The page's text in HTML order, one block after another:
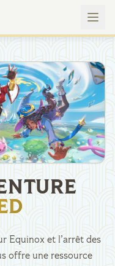
Equinox et l’arrêt des
offre une ressource